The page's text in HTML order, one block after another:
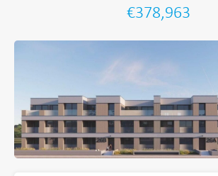
€378,963